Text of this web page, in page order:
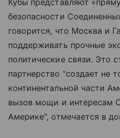
Кубы представляют
безопасности
говорится, что Москва и
поддерживать прочные
политические связи. Это
партнерство "создает не
континентальной части
вызов мощи и интересам
Америке", отмечается в